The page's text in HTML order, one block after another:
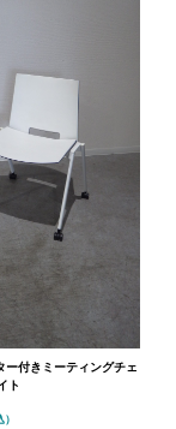
付きミーティングチェ
ト
）